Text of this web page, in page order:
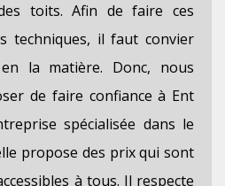
toits. Afin de faire ces
techniques, il faut convier
la matière. Donc, nous
de faire confiance à Ent
spécialisée dans le
propose des prix qui sont
à tous. Il respecte